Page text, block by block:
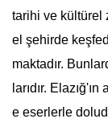
tarihi ve kültürel
el şehirde
maktadır.
larıdır.
e eserlerle